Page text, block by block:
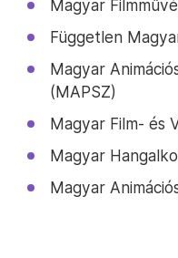
Magyar
Független
Magyar
(MAPSZ)
Magyar Film- és
Magyar
Magyar